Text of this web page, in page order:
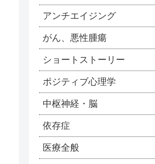
アンチエイジング
がん、悪性腫瘍
ショートストーリー
ポジティブ心理学
中枢神経・脳
依存症
医療全般